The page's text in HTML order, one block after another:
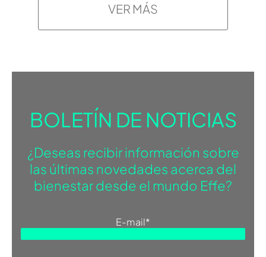
VER MÁS
BOLETÍN DE NOTICIAS
¿Deseas recibir información sobre
las últimas novedades acerca del
bienestar desde el mundo Effe?
E-mail*